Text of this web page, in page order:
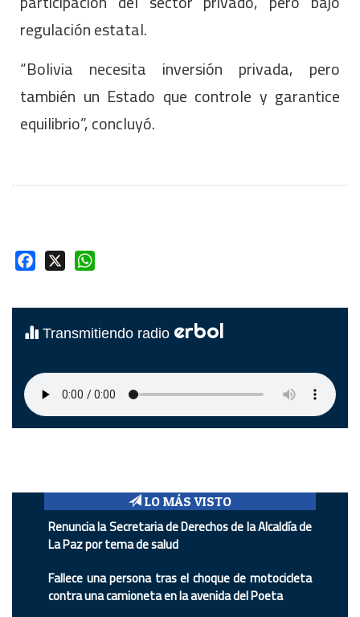
regulación estatal.
“Bolivia necesita inversión privada, pero
también un Estado que controle y garantice
equilibrio”, concluyó.
Facebook
Transmitiendo radio erbol
LO MÁS VISTO
Renuncia la Secretaria de Derechos de la Alcaldía de
La Paz por tema de salud
Fallece una persona tras el choque de motocicleta
contra una camioneta en la avenida del Poeta